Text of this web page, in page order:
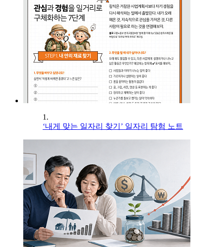
1.
‘내게 맞는 일자리 찾기’ 일자리 탐험 노트